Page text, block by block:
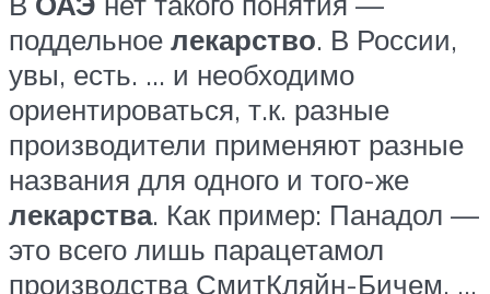
поддельное лекарство. В России,
увы, есть. … и необходимо
ориентироваться, т.к. разные
производители применяют разные
названия для одного и того-же
лекарства. Как пример: Панадол —
это всего лишь парацетамол
производства СмитКляйн-Бичем. …